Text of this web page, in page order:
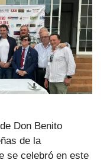
Don Benito
de la
se celebró en este